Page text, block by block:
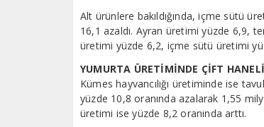
Alt ürünlere bakıldığında, içme sütü
16,1 azaldı. Ayran üretimi yüzde 6,9,
üretimi yüzde 6,2, içme sütü üretimi
YUMURTA ÜRETİMİNDE ÇİFT
Kümes hayvancılığı üretiminde ise
yüzde 10,8 oranında azalarak 1,55
üretimi ise yüzde 8,2 oranında arttı.